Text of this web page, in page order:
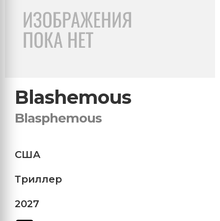
Blashemous
Blasphemous
США
Триллер
2027